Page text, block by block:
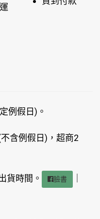
例假日)。
含例假日)，超商2
貨時間。 臉書